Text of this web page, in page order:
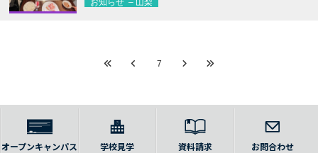
お知らせ – 山梨
7
オープンキャンパス 学校見学 資料請求 お問合わせ